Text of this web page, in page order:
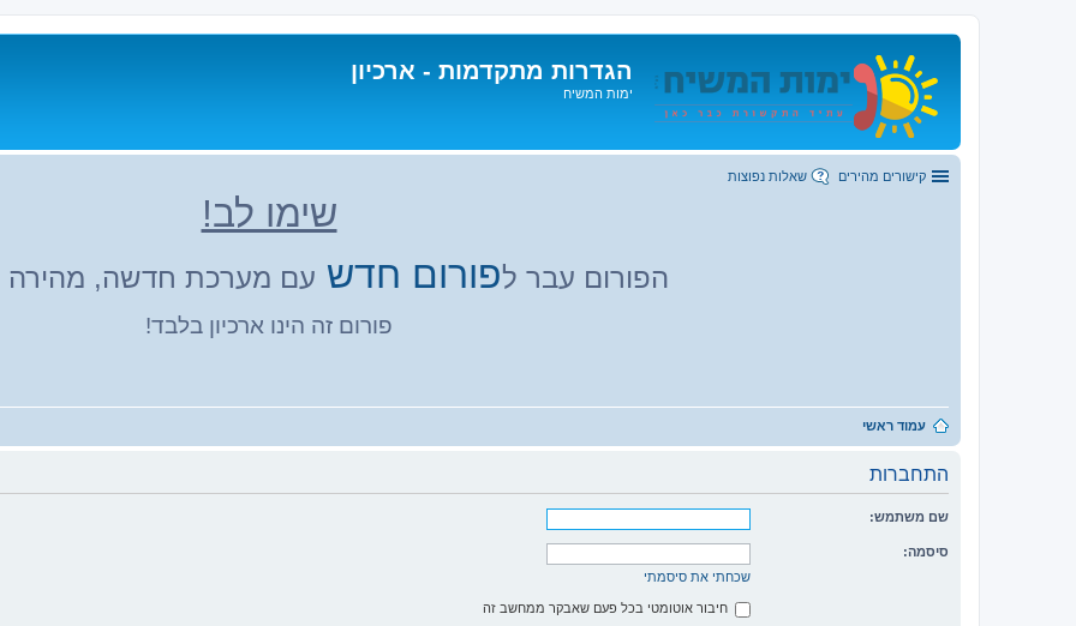
הגדרות מתקדמות - ארכיון
ימות המשיח
קישורים מהירים שאלות נפוצות
שימו לב!
הפורום עבר לפורום חדש עם מערכת חדשה, מהירה
פורום זה הינו ארכיון בלבד!
עמוד ראשי
התחברות
שם משתמש:
סיסמה:
שכחתי את סיסמתי
חיבור אוטומטי בכל פעם שאבקר ממחשב זה